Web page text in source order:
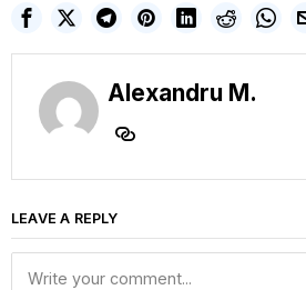
Alexandru M.
LEAVE A REPLY